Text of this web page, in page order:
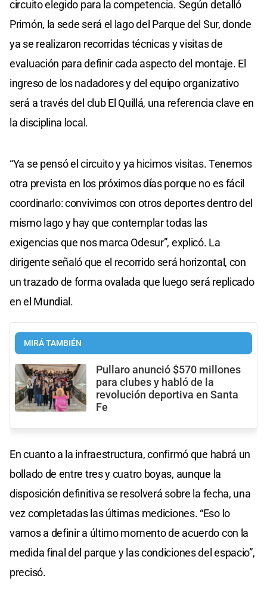
circuito elegido para la competencia. Según detalló
Primón, la sede será el lago del Parque del Sur, donde
ya se realizaron recorridas técnicas y visitas de
evaluación para definir cada aspecto del montaje. El
ingreso de los nadadores y del equipo organizativo
será a través del club El Quillá, una referencia clave en
la disciplina local.
“Ya se pensó el circuito y ya hicimos visitas. Tenemos
otra prevista en los próximos días porque no es fácil
coordinarlo: convivimos con otros deportes dentro del
mismo lago y hay que contemplar todas las
exigencias que nos marca Odesur”, explicó. La
dirigente señaló que el recorrido será horizontal, con
un trazado de forma ovalada que luego será replicado
en el Mundial.
MIRÁ TAMBIÉN
Pullaro anunció $570 millones
para clubes y habló de la
revolución deportiva en Santa
Fe
En cuanto a la infraestructura, confirmó que habrá un
bollado de entre tres y cuatro boyas, aunque la
disposición definitiva se resolverá sobre la fecha, una
vez completadas las últimas mediciones. “Eso lo
vamos a definir a último momento de acuerdo con la
medida final del parque y las condiciones del espacio”,
precisó.